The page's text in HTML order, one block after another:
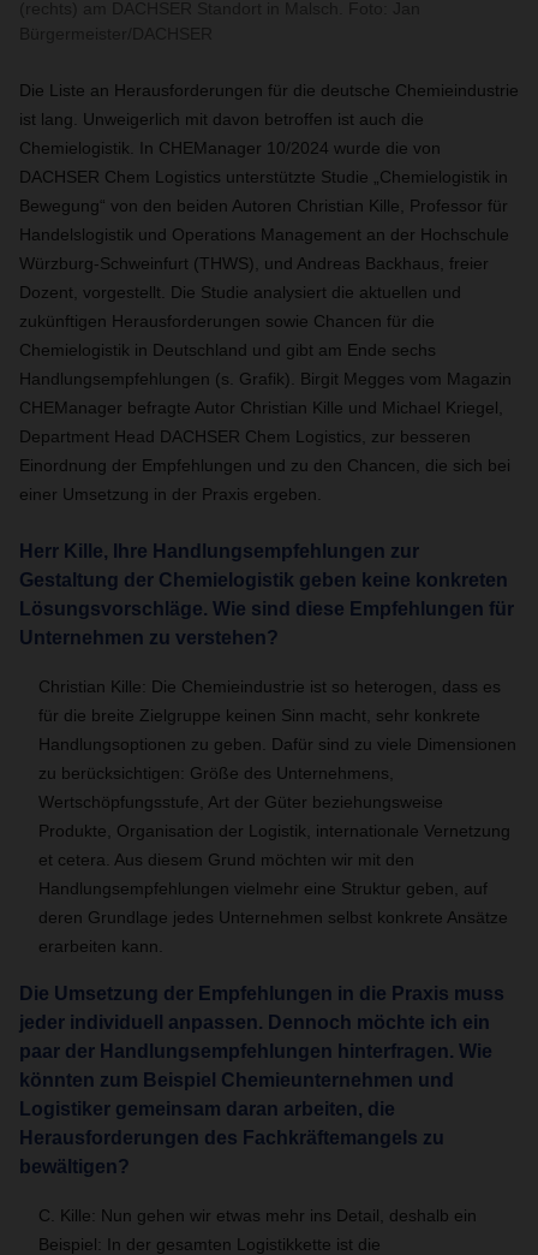
Die Liste an Herausforderungen für die deutsche Chemieindustrie
ist lang. Unweigerlich mit davon betroffen ist auch die
Chemielogistik. In CHEManager 10/2024 wurde die von
DACHSER Chem Logistics unterstützte Studie „Chemielogistik in
Bewegung“ von den beiden Autoren Christian Kille, Professor für
Handelslogistik und Operations Management an der Hochschule
Würzburg-Schweinfurt (THWS), und Andreas Backhaus, freier
Dozent, vorgestellt. Die Studie analysiert die aktuellen und
zukünftigen Herausforderungen sowie Chancen für die
Chemielogistik in Deutschland und gibt am Ende sechs
Handlungsempfehlungen (s. Grafik). Birgit Megges vom Magazin
CHEManager befragte Autor Christian Kille und Michael Kriegel,
Department Head DACHSER Chem Logistics, zur besseren
Einordnung der Empfehlungen und zu den Chancen, die sich bei
einer Umsetzung in der Praxis ergeben.
Herr Kille, Ihre Handlungsempfehlungen zur
Gestaltung der Chemielogistik geben keine konkreten
Lösungsvorschläge. Wie sind diese Empfehlungen für
Unternehmen zu verstehen?
Christian Kille: Die Chemieindustrie ist so heterogen, dass es
für die breite Zielgruppe keinen Sinn macht, sehr konkrete
Handlungsoptionen zu geben. Dafür sind zu viele Dimensionen
zu berücksichtigen: Größe des Unternehmens,
Wertschöpfungsstufe, Art der Güter beziehungsweise
Produkte, Organisation der Logistik, internationale Vernetzung
et cetera. Aus diesem Grund möchten wir mit den
Handlungsempfehlungen vielmehr eine Struktur geben, auf
deren Grundlage jedes Unternehmen selbst konkrete Ansätze
erarbeiten kann.
Die Umsetzung der Empfehlungen in die Praxis muss
jeder individuell anpassen. Dennoch möchte ich ein
paar der Handlungsempfehlungen hinterfragen. Wie
könnten zum Beispiel Chemieunternehmen und
Logistiker gemeinsam daran arbeiten, die
Herausforderungen des Fachkräftemangels zu
bewältigen?
C. Kille: Nun gehen wir etwas mehr ins Detail, deshalb ein
Beispiel: In der gesamten Logistikkette ist die